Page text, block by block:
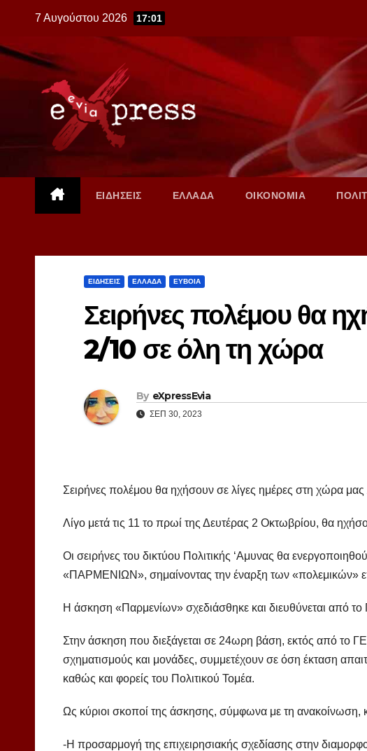
content
7 Αυγούστου 2026 17:01
ΕΙΔΗΣΕΙΣ ΕΛΛΑΔΑ ΟΙΚΟΝΟΜΙΑ
ΕΙΔΗΣΕΙΣ ΕΛΛΑΔΑ ΕΥΒΟΙΑ
Σειρήνες πολέμου θα
2/10 σε όλη τη χώρα
By eXpressEvia
ΣΕΠ 30, 2023
Σειρήνες πολέμου θα ηχήσουν σε λίγες ημέρες στη χώρα
Λίγο μετά τις 11 το πρωί της Δευτέρας 2 Οκτωβρίου, θα
Οι σειρήνες του δικτύου Πολιτικής ‘Aμυνας θα
«ΠΑΡΜΕΝΙΩΝ», σημαίνοντας την έναρξη των «πολεμικών»
Η άσκηση «Παρμενίων» σχεδιάσθηκε και διευθύνεται από
Στην άσκηση που διεξάγεται σε 24ωρη βάση, εκτός από το
σχηματισμούς και μονάδες, συμμετέχουν σε όση έκταση
καθώς και φορείς του Πολιτικού Τομέα.
Ως κύριοι σκοποί της άσκησης, σύμφωνα με τη ανακοίνωση,
-Η προσαρμογή της επιχειρησιακής σχεδίασης στην